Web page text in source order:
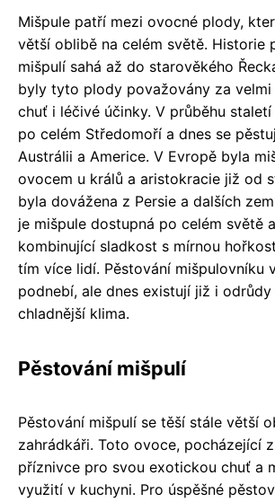
Mišpule patří mezi ovocné plody,
větší oblibě na celém světě. Historie
mišpulí sahá až do starověkého
byly tyto plody považovány za velmi
chuť i léčivé účinky. V průběhu
po celém Středomoří a dnes se
Austrálii a Americe. V Evropě byla
ovocem u králů a aristokracie již od
byla dovážena z Persie a dalších
je mišpule dostupná po celém světě
kombinující sladkost s mírnou
tím více lidí. Pěstování mišpulovníku
podnebí, ale dnes existují již i
chladnější klima.
Pěstování mišpulí
Pěstování mišpulí se těší stále větší
zahrádkáři. Toto ovoce, pocházející
příznivce pro svou exotickou chuť a
využití v kuchyni. Pro úspěšné